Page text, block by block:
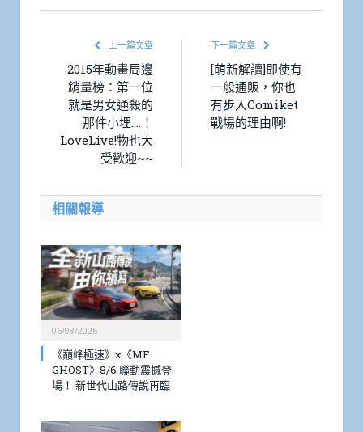
上一篇文章
2015年動畫周邊
銷量榜：第一位
就是男女通殺的
那件小埋….！
LoveLive!物也大
受歡迎~~
下一篇文章
[萌新解讀]即使有
一般通販，你也
有步入Comiket
戰場的理由啊!
相關報導
06/08/2026
《巔峰極速》x《MF
GHOST》8/6 聯動震撼登
場！ 新世代山路傳說再臨